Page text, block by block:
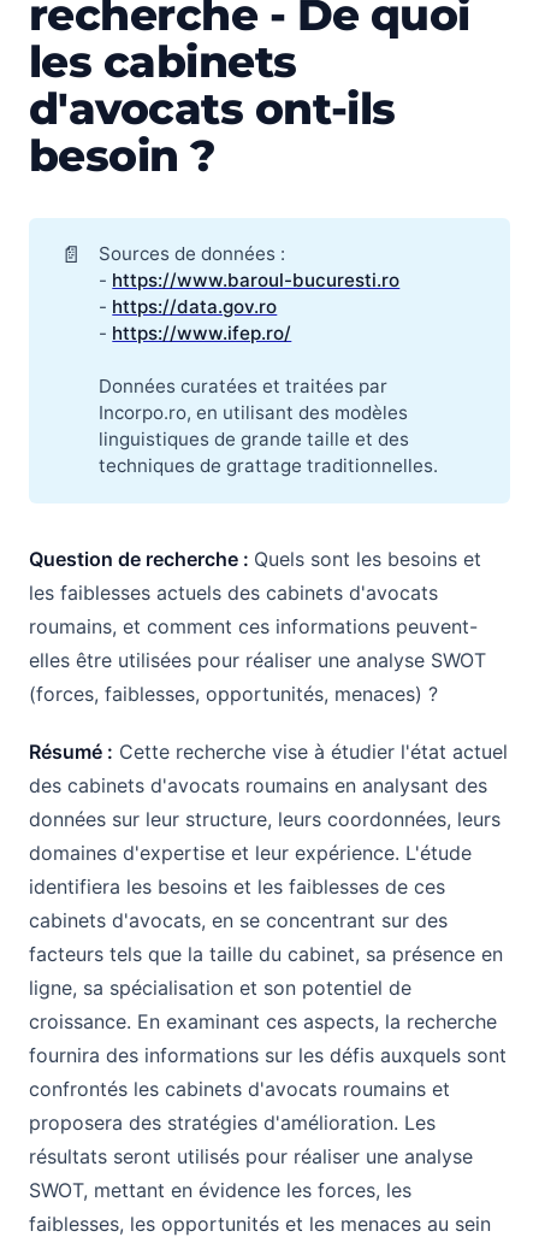
recherche - De quoi
les cabinets
d'avocats ont-ils
besoin ?
📄
Sources de données :
- https://www.baroul-bucuresti.ro
- https://data.gov.ro
- https://www.ifep.ro/
Données curatées et traitées par
Incorpo.ro, en utilisant des modèles
linguistiques de grande taille et des
techniques de grattage traditionnelles.
Question de recherche : Quels sont les besoins et
les faiblesses actuels des cabinets d'avocats
roumains, et comment ces informations peuvent-
elles être utilisées pour réaliser une analyse SWOT
(forces, faiblesses, opportunités, menaces) ?
Résumé : Cette recherche vise à étudier l'état actuel
des cabinets d'avocats roumains en analysant des
données sur leur structure, leurs coordonnées, leurs
domaines d'expertise et leur expérience. L'étude
identifiera les besoins et les faiblesses de ces
cabinets d'avocats, en se concentrant sur des
facteurs tels que la taille du cabinet, sa présence en
ligne, sa spécialisation et son potentiel de
croissance. En examinant ces aspects, la recherche
fournira des informations sur les défis auxquels sont
confrontés les cabinets d'avocats roumains et
proposera des stratégies d'amélioration. Les
résultats seront utilisés pour réaliser une analyse
SWOT, mettant en évidence les forces, les
faiblesses, les opportunités et les menaces au sein